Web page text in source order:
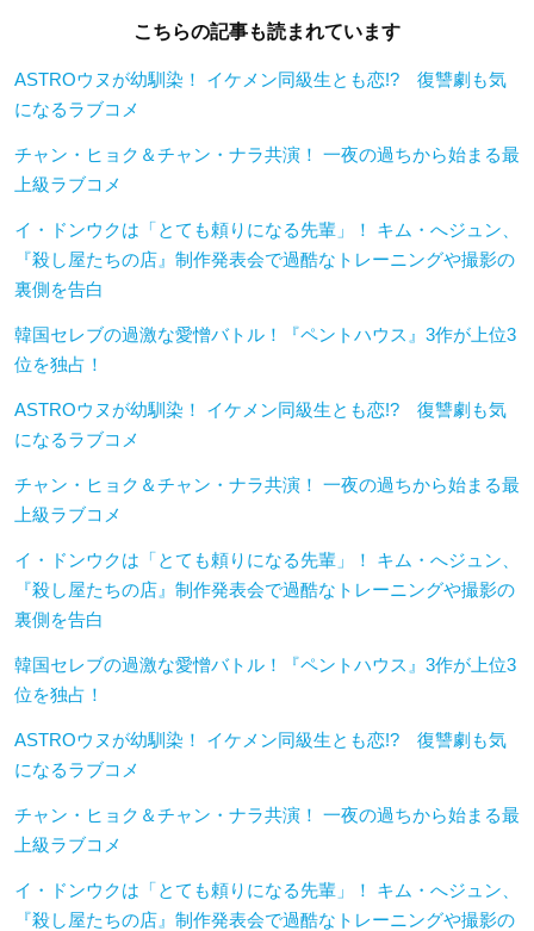
こちらの記事も読まれています
ASTROウヌが幼馴染！ イケメン同級生とも恋!? 復讐劇も気
になるラブコメ
チャン・ヒョク＆チャン・ナラ共演！ 一夜の過ちから始まる最
上級ラブコメ
イ・ドンウクは「とても頼りになる先輩」！ キム・へジュン、
『殺し屋たちの店』制作発表会で過酷なトレーニングや撮影の
裏側を告白
韓国セレブの過激な愛憎バトル！『ペントハウス』3作が上位3
位を独占！
ASTROウヌが幼馴染！ イケメン同級生とも恋!? 復讐劇も気
になるラブコメ
チャン・ヒョク＆チャン・ナラ共演！ 一夜の過ちから始まる最
上級ラブコメ
イ・ドンウクは「とても頼りになる先輩」！ キム・へジュン、
『殺し屋たちの店』制作発表会で過酷なトレーニングや撮影の
裏側を告白
韓国セレブの過激な愛憎バトル！『ペントハウス』3作が上位3
位を独占！
ASTROウヌが幼馴染！ イケメン同級生とも恋!? 復讐劇も気
になるラブコメ
チャン・ヒョク＆チャン・ナラ共演！ 一夜の過ちから始まる最
上級ラブコメ
イ・ドンウクは「とても頼りになる先輩」！ キム・へジュン、
『殺し屋たちの店』制作発表会で過酷なトレーニングや撮影の